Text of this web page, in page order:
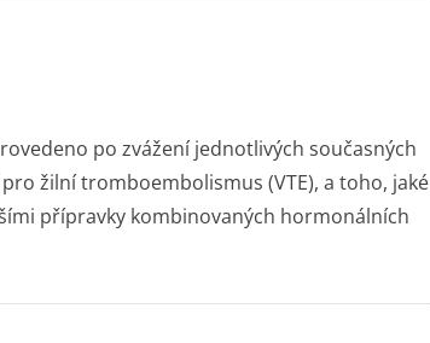
po zvážení jednotlivých současných
žilní tromboembolismus (VTE), a toho, jaké
přípravky kombinovaných hormonálních